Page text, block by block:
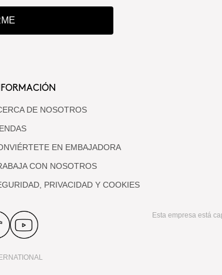
DE NOSOTROS
EN EMBAJADORA
CON NOSOTROS
PRIVACIDAD Y COOKIES
Esta empresa está